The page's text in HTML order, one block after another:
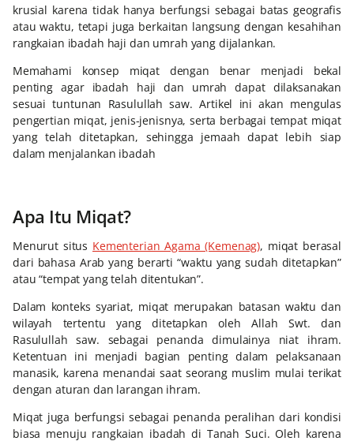
krusial karena tidak hanya berfungsi sebagai batas geografis
atau waktu, tetapi juga berkaitan langsung dengan kesahihan
rangkaian ibadah haji dan umrah yang dijalankan.
Memahami konsep miqat dengan benar menjadi bekal
penting agar ibadah haji dan umrah dapat dilaksanakan
sesuai tuntunan Rasulullah saw. Artikel ini akan mengulas
pengertian miqat, jenis-jenisnya, serta berbagai tempat miqat
yang telah ditetapkan, sehingga jemaah dapat lebih siap
dalam menjalankan ibadah
Apa Itu Miqat?
Menurut situs Kementerian Agama (Kemenag), miqat berasal
dari bahasa Arab yang berarti “waktu yang sudah ditetapkan”
atau “tempat yang telah ditentukan”.
Dalam konteks syariat, miqat merupakan batasan waktu dan
wilayah tertentu yang ditetapkan oleh Allah Swt. dan
Rasulullah saw. sebagai penanda dimulainya niat ihram.
Ketentuan ini menjadi bagian penting dalam pelaksanaan
manasik, karena menandai saat seorang muslim mulai terikat
dengan aturan dan larangan ihram.
Miqat juga berfungsi sebagai penanda peralihan dari kondisi
biasa menuju rangkaian ibadah di Tanah Suci. Oleh karena